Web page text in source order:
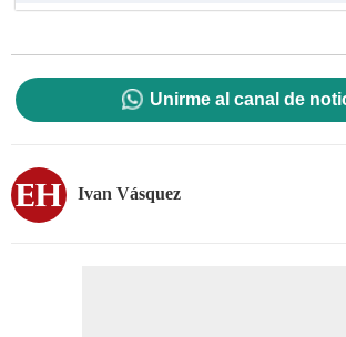
Unirme al canal de
Ivan Vásquez